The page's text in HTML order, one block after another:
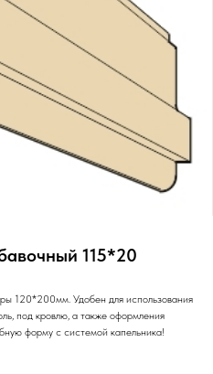
115*20
120*200мм. Удобен для использования
под кровлю, а также оформления
форму с системой капельника!